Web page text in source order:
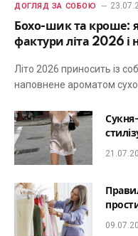
ДОГЛЯД ЗА СОБОЮ
Бохо-шик та кроше:
фактури літа 2026 і
Літо 2026 приносить із
наповнене ароматом
до
який